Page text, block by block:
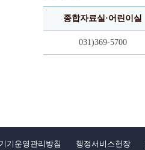
종합자료실·어린이실
031)369-5700
기운영관리방침 행정서비스헌장